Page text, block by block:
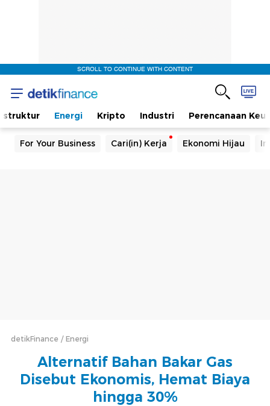
SCROLL TO CONTINUE WITH CONTENT
Energi Kripto Industri Perencanaan
For Your Business Cari(in) Kerja Ekonomi Hijau
detikFinance Energi
Alternatif Bahan Bakar Gas
Disebut Ekonomis, Hemat Biaya
hingga 30%